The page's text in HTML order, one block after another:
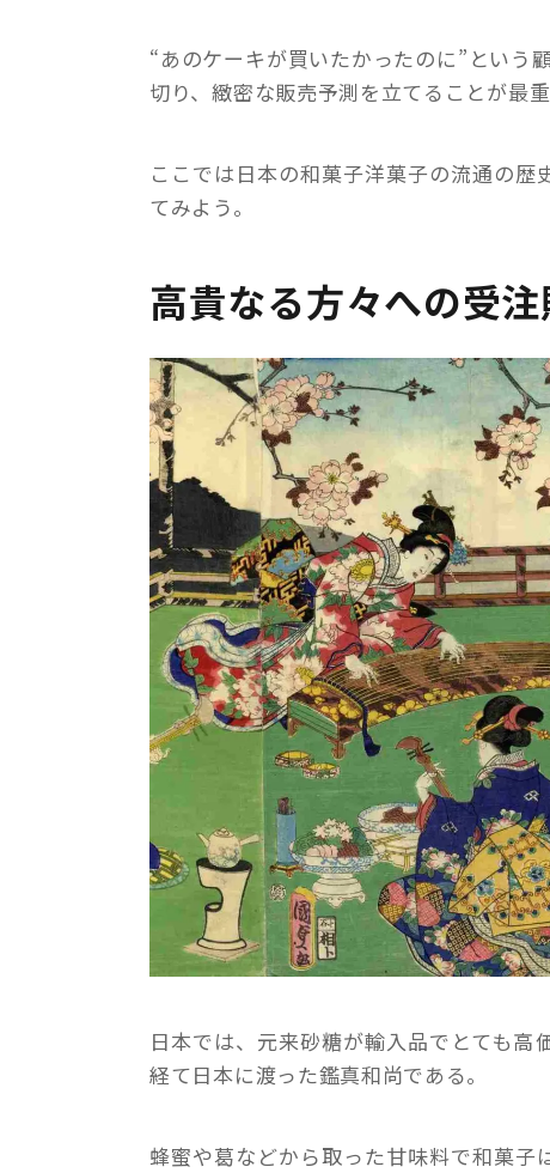
“あのケーキが買いたかったのに”という
切り、緻密な販売予測を立てることが最
ここでは日本の和菓子洋菓子の流通の
てみよう。
高貴なる方々への受
日本では、元来砂糖が輸入品でとても
経て日本に渡った鑑真和尚である。
蜂蜜や葛などから取った甘味料で和菓